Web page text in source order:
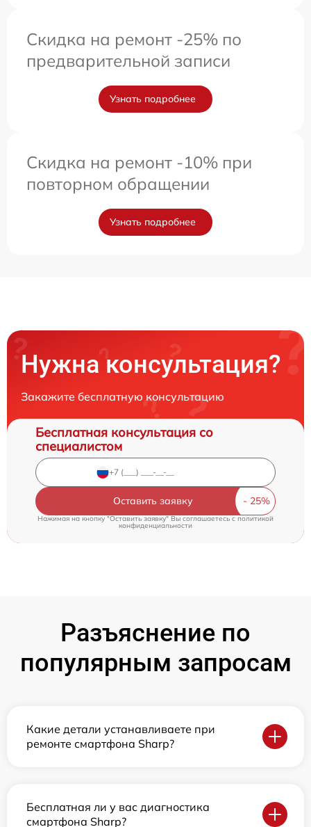
Скидка на ремонт -25% по
предварительной записи
Узнать подробнее
Скидка на ремонт -10% при
повторном обращении
Узнать подробнее
Нужна консультация?
Закажите бесплатную консультацию
Бесплатная консультация со
специалистом
Оставить заявку
Нажимая на кнопку "Оставить заявку" Вы соглашаетесь cполитикой
конфиденциальности
Разъяснение по
популярным запросам
Какие детали устанавливаете при
ремонте смартфона Sharp?
Бесплатная ли у вас диагностика
смартфона Sharp?